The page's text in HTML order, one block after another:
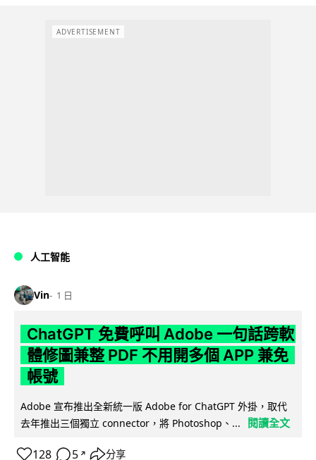
ADVERTISEMENT
人工智能
Vin 1 日
ChatGPT 免費呼叫 Adobe 一句話跨軟
體修圖兼整 PDF 不用開多個 APP 兼免
帳號
Adobe 宣布推出全新統一版 Adobe for ChatGPT 外掛，取代
去年推出三個獨立 connector，將 Photoshop、...
閱讀全文
128 5 ↗ 分享